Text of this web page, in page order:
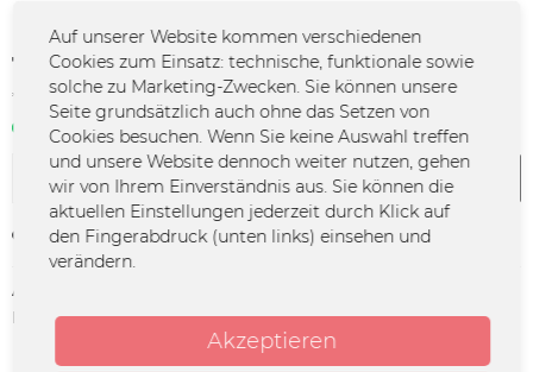
14,99 € *
*inkl. MwSt.zzgl. Versandkosten
Sofort verfügbar | 3 - 4 Werktage
In den Warenkorb
Merken
Artikel-Nr.:
Herstellerinfo:
Merchcowboy GmbH & Co. KG
Friedrich-Ebert-Straße 7 | 48153
Münster |
Auf unserer Website kommen verschiedenen
Cookies zum Einsatz: technische, funktionale sowie
solche zu Marketing-Zwecken. Sie können unsere
Seite grundsätzlich auch ohne das Setzen von
Cookies besuchen. Wenn Sie keine Auswahl treffen
und unsere Website dennoch weiter nutzen, gehen
wir von Ihrem Einverständnis aus. Sie können die
aktuellen Einstellungen jederzeit durch Klick auf
den Fingerabdruck (unten links) einsehen und
verändern.
Akzeptieren